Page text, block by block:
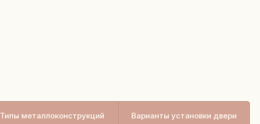
Типы металлоконструкций Варианты установки двери